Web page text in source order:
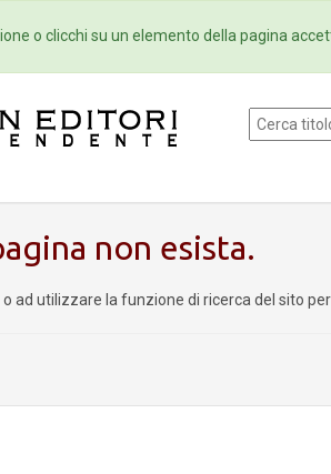
Collane Newsletter
non esista.
o ad utilizzare la funzione di ricerca del sito
o clicchi su un elemento della pagina